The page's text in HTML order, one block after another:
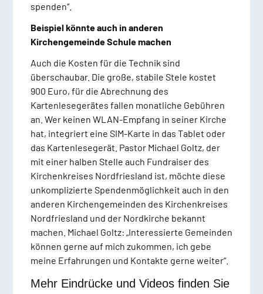
spenden“.
Beispiel könnte auch in anderen
Kirchengemeinde Schule machen
Auch die Kosten für die Technik sind
überschaubar. Die große, stabile Stele kostet
900 Euro, für die Abrechnung des
Kartenlesegerätes fallen monatliche Gebühren
an. Wer keinen WLAN-Empfang in seiner Kirche
hat, integriert eine SIM-Karte in das Tablet oder
das Kartenlesegerät. Pastor Michael Goltz, der
mit einer halben Stelle auch Fundraiser des
Kirchenkreises Nordfriesland ist, möchte diese
unkomplizierte Spendenmöglichkeit auch in den
anderen Kirchengemeinden des Kirchenkreises
Nordfriesland und der Nordkirche bekannt
machen. Michael Goltz: „Interessierte Gemeinden
können gerne auf mich zukommen, ich gebe
meine Erfahrungen und Kontakte gerne weiter“.
Mehr Eindrücke und Videos finden Sie